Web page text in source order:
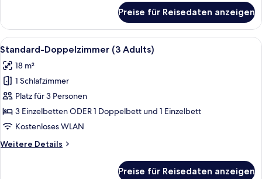
Doppelzimmer
(2
Adults
Child)
Preise für Reisedaten anzeigen
Alle
Fotos
für
Standard-
Doppelzimmer
(3
Adults)
Ein Hotelzimmer mit zwei Betten,
7
Standard-Doppelzimmer (3 Adults)
18 m²
1 Schlafzimmer
Platz für 3 Personen
3 Einzelbetten ODER 1 Doppelbett und 1 Einzelbett
Kostenloses WLAN
Weitere Details
Weitere
Preise für Reisedaten anzeigen